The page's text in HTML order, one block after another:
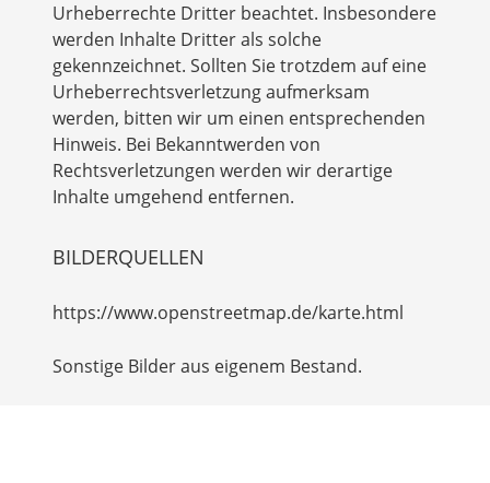
Urheberrechte Dritter beachtet. Insbesondere
werden Inhalte Dritter als solche
gekennzeichnet. Sollten Sie trotzdem auf eine
Urheberrechtsverletzung aufmerksam
werden, bitten wir um einen entsprechenden
Hinweis. Bei Bekanntwerden von
Rechtsverletzungen werden wir derartige
Inhalte umgehend entfernen.
BILDERQUELLEN
https://www.openstreetmap.de/karte.html
Sonstige Bilder aus eigenem Bestand.